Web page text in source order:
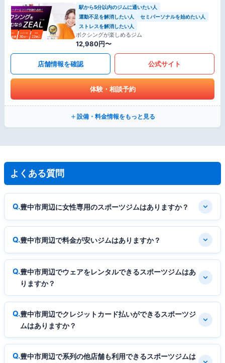
駅から5分以内のジムに通いたい人
運動不足を解消したい人
セミパーソナルを始めたい人
ストレスを解消したい人
ボクシングが楽しめるジム
12,980円〜
店舗情報を確認 公式サイト
体験・相談予約
設備・料金情報をもっと見る
よくある質問
豊中市周辺に女性専用のスポーツジムはありますか？
豊中市周辺で料金が安いジムはありますか？
豊中市周辺でウェアをレンタルできるスポーツジムはあ
りますか？
豊中市周辺でクレジットカード払いができるスポーツジ
ムはありますか？
豊中市周辺で系列の他店舗も利用できるスポーツジムは